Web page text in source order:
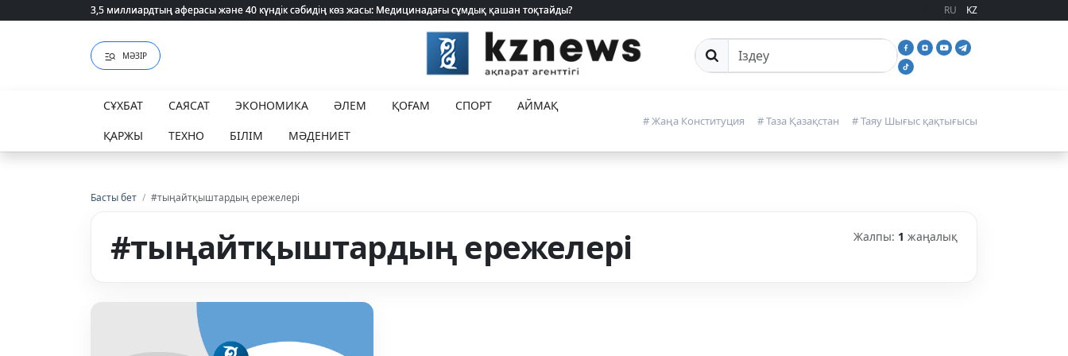
3,5 миллиардтың аферасы және 40 күндік сәбидің көз жасы: Медицинадағы сұмдық қашан тоқтайды?
3,5 миллиардтың аферасы және 40 күндік сәбидің көз жасы: Медицинадағы сұмдық қашан тоқтайды? RU KZ
МӘЗІР Сайттан іздеу
СҰХБАТ САЯСАТ ЭКОНОМИКА ӘЛЕМ ҚОҒАМ СПОРТ
АЙМАҚ
ҚАРЖЫ
ТЕХНО БІЛІМ МӘДЕНИЕТ
# Жаңа Конституция # Таза Қазақстан # Таяу Шығыс қақтығысы
Басты бет / #тыңайтқыштардың ережелері
#тыңайтқыштардың ережелері Жалпы: 1 жаңалық